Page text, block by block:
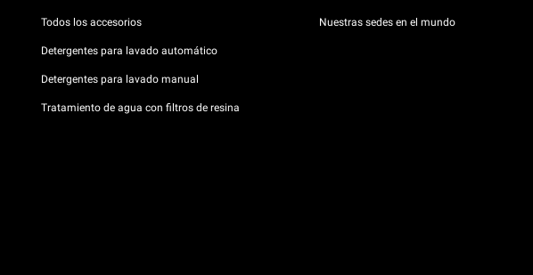
Todos los accesorios
Detergentes para lavado automático
Detergentes para lavado manual
Tratamiento de agua con filtros de resina
Nuestras sedes en el mundo